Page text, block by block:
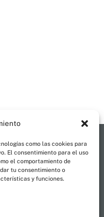
como las cookies para
El consentimiento para el uso
el comportamiento de
tu consentimiento o
y funciones.